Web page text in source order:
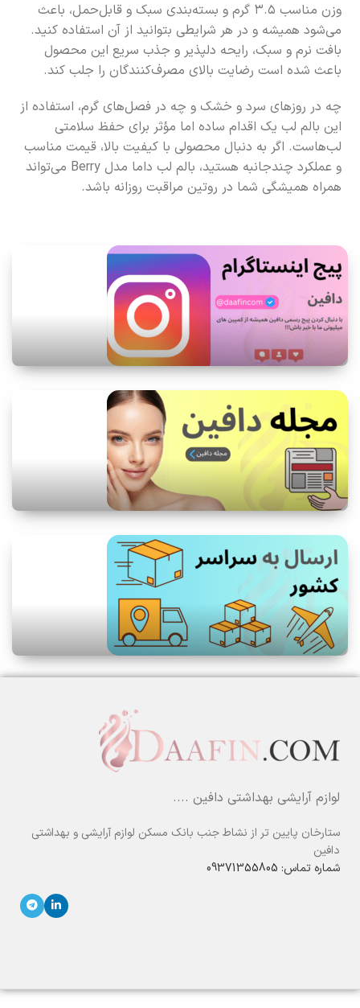
وزن مناسب ۳.۵ گرم و بسته‌بندی سبک و قابل‌حمل، باعث
می‌شود همیشه و در هر شرایطی بتوانید از آن استفاده کنید.
بافت نرم و سبک، رایحه دلپذیر و جذب سریع این محصول
باعث شده است رضایت بالای مصرف‌کنندگان را جلب کند.
چه در روزهای سرد و خشک و چه در فصل‌های گرم، استفاده از
این بالم لب یک اقدام ساده اما مؤثر برای حفظ سلامتی
لب‌هاست. اگر به دنبال محصولی با کیفیت بالا، قیمت مناسب
و عملکرد چندجانبه هستید، بالم لب داما مدل Berry می‌تواند
همراه همیشگی شما در روتین مراقبت روزانه باشد.
لوازم آرایشی بهداشتی دافین ....
ستارخان پایین تر از نشاط جنب بانک مسکن لوازم آرایشی و بهداشتی
دافین
شماره تماس: 09371355805